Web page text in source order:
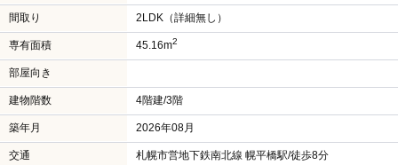
間取り 2LDK（詳細無し）
専有面積 45.16m2
部屋向き
建物階数 4階建/3階
築年月 2026年08月
交通
札幌市営地下鉄南北線 幌平橋駅/徒歩8分